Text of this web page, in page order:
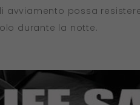
possa
durante la notte.